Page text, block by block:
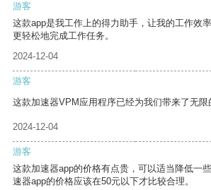
游客
这款app是我工作上的得力助手，让我的工作效
更轻松地完成工作任务。
2024-12-04
游客
这款加速器VPM应用程序已经为我们带来了无限
2024-12-04
游客
这款加速器app的价格有点贵，可以适当降低一
速器app的价格应该在50元以下才比较合理。